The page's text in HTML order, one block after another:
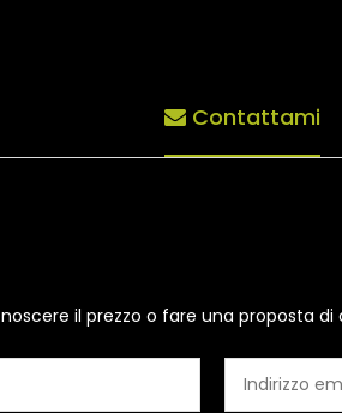
Contattami
il prezzo o fare una proposta